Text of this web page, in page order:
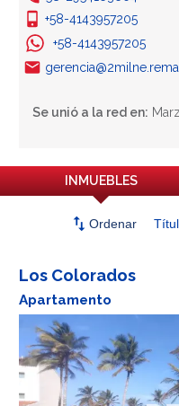
+58-4143957205
+58-4143957205
Se unió a la red en:
INMUEBLES
swap_vert Ordenar
Los Colorados
Apartamento